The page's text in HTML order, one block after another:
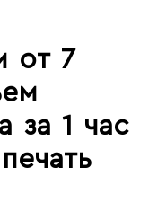
от 7
за 1 час